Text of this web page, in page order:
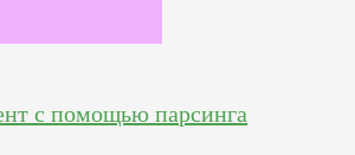
с помощью парсинга